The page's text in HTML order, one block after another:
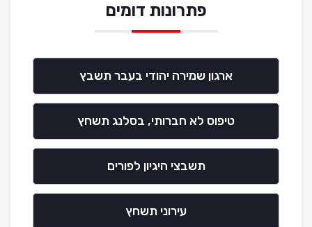
פתרונות דומים
ארגון שמירה יהודי בעבר תשבץ
טיפוס לא חברותי, בסלנג תשחץ
תשבצי היגיון לפורים
עירוני תשחץ